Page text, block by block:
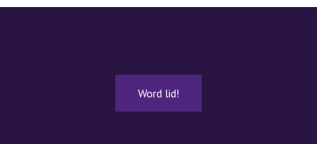
Word lid!